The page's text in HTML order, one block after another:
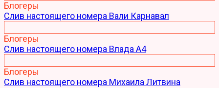
Блогеры
Слив настоящего номера Вали Карнавал
Блогеры
Слив настоящего номера Влада А4
Блогеры
Слив настоящего номера Михаила Литвина